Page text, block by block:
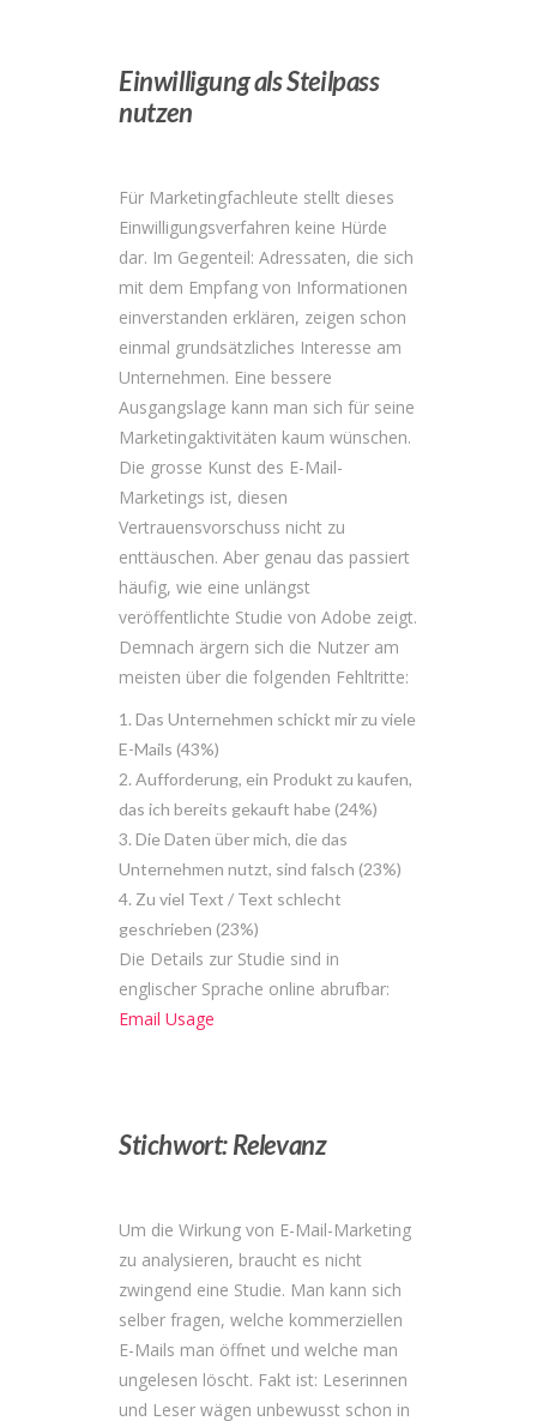
Einwilligung als Steilpass
nutzen
Für Marketingfachleute stellt dieses
Einwilligungsverfahren keine Hürde
dar. Im Gegenteil: Adressaten, die sich
mit dem Empfang von Informationen
einverstanden erklären, zeigen schon
einmal grundsätzliches Interesse am
Unternehmen. Eine bessere
Ausgangslage kann man sich für seine
Marketingaktivitäten kaum wünschen.
Die grosse Kunst des E-Mail-
Marketings ist, diesen
Vertrauensvorschuss nicht zu
enttäuschen. Aber genau das passiert
häufig, wie eine unlängst
veröffentlichte Studie von Adobe zeigt.
Demnach ärgern sich die Nutzer am
meisten über die folgenden Fehltritte:
Das Unternehmen schickt mir zu viele
E-Mails (43%)
Aufforderung, ein Produkt zu kaufen,
das ich bereits gekauft habe (24%)
Die Daten über mich, die das
Unternehmen nutzt, sind falsch (23%)
Zu viel Text / Text schlecht
geschrieben (23%)
Die Details zur Studie sind in
englischer Sprache online abrufbar:
Email Usage
Stichwort: Relevanz
Um die Wirkung von E-Mail-Marketing
zu analysieren, braucht es nicht
zwingend eine Studie. Man kann sich
selber fragen, welche kommerziellen
E-Mails man öffnet und welche man
ungelesen löscht. Fakt ist: Leserinnen
und Leser wägen unbewusst schon in